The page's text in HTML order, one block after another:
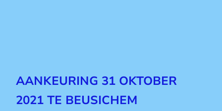
AANKEURING 31 OKTOBER
2021 TE BEUSICHEM